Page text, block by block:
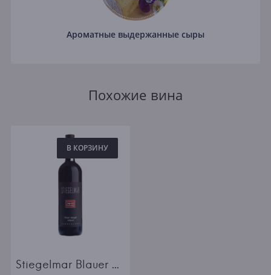
Ароматные выдержанные сыры
Похожие вина
В КОРЗИНУ
Stiegelmar Blauer Zweigelt Edelgrund Burgenland